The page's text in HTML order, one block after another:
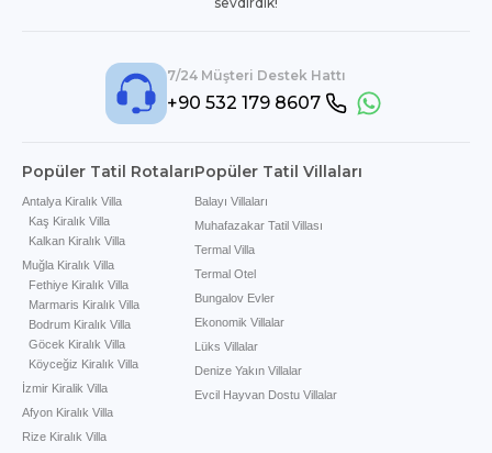
7/24 Müşteri Destek Hattı
+90 532 179 8607
Popüler Tatil Rotaları
Antalya Kiralık Villa
Kaş Kiralık Villa
Kalkan Kiralık Villa
Muğla Kiralık Villa
Fethiye Kiralık Villa
Marmaris Kiralık Villa
Bodrum Kiralık Villa
Göcek Kiralık Villa
Köyceğiz Kiralık Villa
İzmir Kiralik Villa
Afyon Kiralık Villa
Rize Kiralık Villa
Popüler Tatil Villaları
Balayı Villaları
Muhafazakar Tatil Villası
Termal Villa
Termal Otel
Bungalov Evler
Ekonomik Villalar
Lüks Villalar
Denize Yakın Villalar
Evcil Hayvan Dostu Villalar